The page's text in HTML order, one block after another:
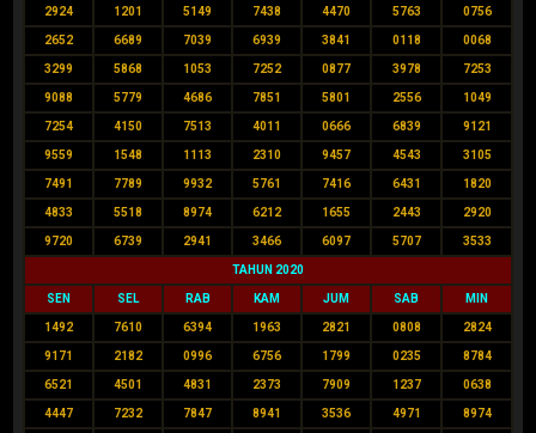
2924 1201 5149 7438 4470 5763 0756
2652 6689 7039 6939 3841 0118 0068
3299 5868 1053 7252 0877 3978 7253
9088 5779 4686 7851 5801 2556 1049
7254 4150 7513 4011 0666 6839 9121
9559 1548 1113 2310 9457 4543 3105
7491 7789 9932 5761 7416 6431 1820
4833 5518 8974 6212 1655 2443 2920
9720 6739 2941 3466 6097 5707 3533
TAHUN 2020
SEN SEL RAB KAM JUM SAB MIN
1492 7610 6394 1963 2821 0808 2824
9171 2182 0996 6756 1799 0235 8784
6521 4501 4831 2373 7909 1237 0638
4447 7232 7847 8941 3536 4971 8974